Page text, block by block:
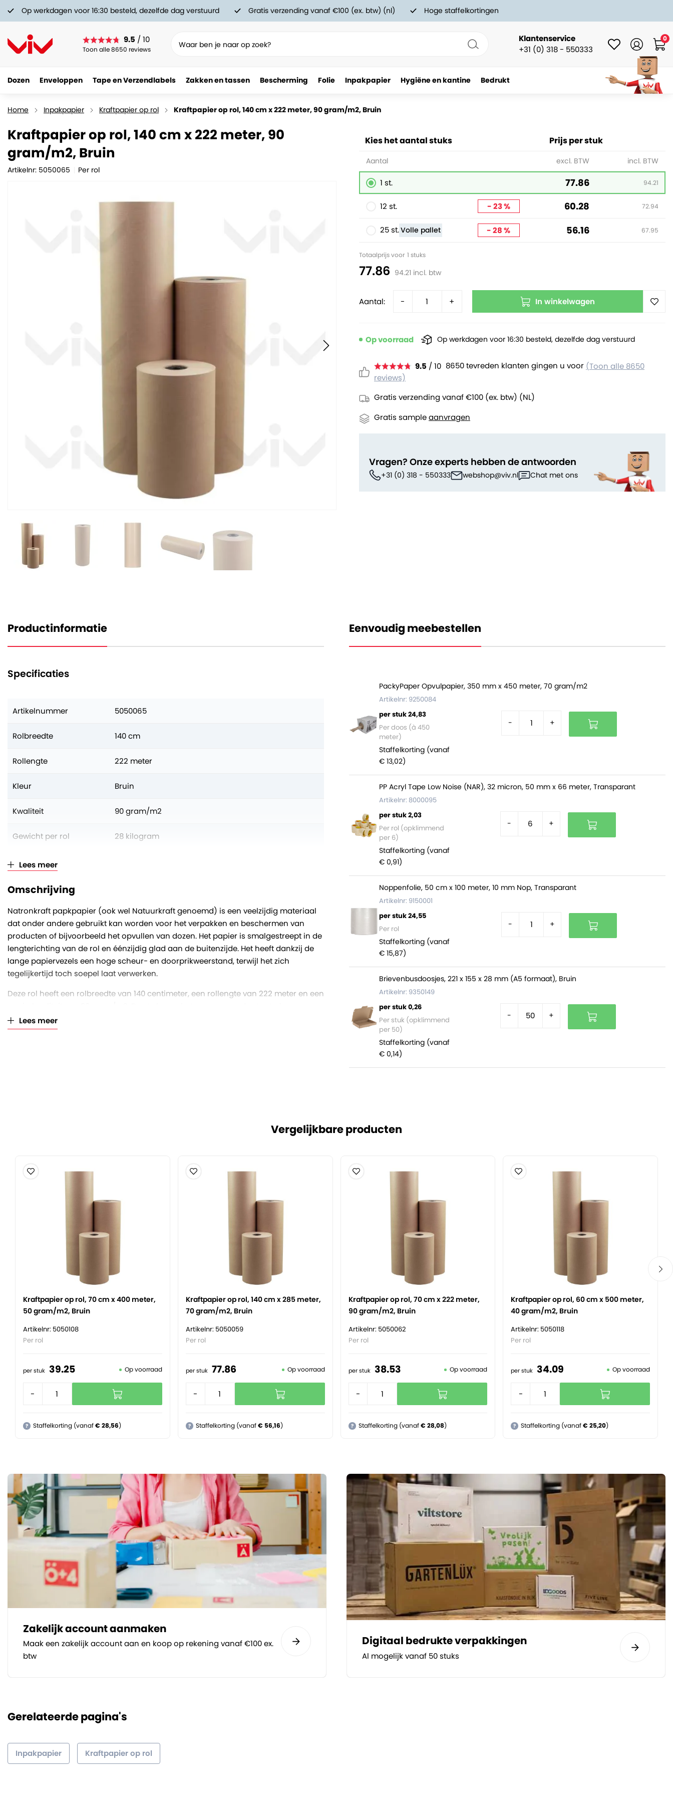
Op werkdagen voor 16:30 besteld, dezelfde dag verstuurd Gratis verzending vanaf €100 (ex. btw) (nl) Hoge staffelkortingen
Klantenservice
+31 (0) 318 - 550333
9.5 / 10
Toon alle 8650 reviews
0
Dozen Enveloppen Tape en Verzendlabels Zakken en tassen Bescherming Folie Inpakpapier Hygiëne en kantine Bedrukt
Home Inpakpapier Kraftpapier op rol Kraftpapier op rol, 140 cm x 222 meter, 90 gram/m2, Bruin
Kraftpapier op rol, 140 cm x 222 meter, 90
gram/m2, Bruin
Artikelnr: 5050065 Per rol
Aantal: - +
Totaalprijs voor 1 stuks
77.86 94.21 incl. btw
In winkelwagen
9.5 / 10 8650 tevreden klanten gingen u voor (Toon alle 8650
reviews)
Gratis verzending vanaf €100 (ex. btw) (NL)
Gratis sampleaanvragen
Kies het aantal stuks Prijs per stuk
Aantal excl. BTW incl. BTW
1 st. 77.86 94.21
12 st. - 23 % 60.28 72.94
25 st.Volle pallet - 28 % 56.16 67.95
Op voorraad Op werkdagen voor 16:30 besteld, dezelfde dag verstuurd
Vragen? Onze experts hebben de antwoorden
+31 (0) 318 - 550333 webshop@viv.nl Chat met ons
Productinformatie
Specificaties
Artikelnummer 5050065
Rolbreedte 140 cm
Rollengte 222 meter
Kleur Bruin
Kwaliteit 90 gram/m2
Gewicht per rol 28 kilogram
Aantal op volle pallet
Verkoopeenheid
Lees meer
Omschrijving
Natronkraft papkpapier (ook wel Natuurkraft genoemd) is een veelzijdig materiaal
dat onder andere gebruikt kan worden voor het verpakken en beschermen van
producten of bijvoorbeeld het opvullen van dozen. Het papier is smalgestreept in de
lengterichting van de rol en éénzijdig glad aan de buitenzijde. Het heeft dankzij de
lange papiervezels een hoge scheur- en doorprikweerstand, terwijl het zich
tegelijkertijd toch soepel laat verwerken.
Deze rol heeft een rolbreedte van 140 centimeter, een rollengte van 222 meter en een
dikker is het papier. Het asgat van de koker heeft een diameter van 57 millimeter. Wij
leveren de rollen inclusief klosjes aan beide uiteinden.
Bestaat uit natuurlijke materialen en is volledig recyclebaar en FSC
Lees meer
Eenvoudig meebestellen
PackyPaper Opvulpapier, 350 mm x 450 meter, 70 gram/m2
Artikelnr: 9250084
per stuk 24,83
Per doos (à 450
meter)
Staffelkorting (vanaf
€ 13,02)
- +
PP Acryl Tape Low Noise (NAR), 32 micron, 50 mm x 66 meter, Transparant
Artikelnr: 8000095
per stuk 2,03
Per rol (opklimmend
per 6)
Staffelkorting (vanaf
€ 0,91)
- +
Noppenfolie, 50 cm x 100 meter, 10 mm Nop, Transparant
Artikelnr: 9150001
per stuk 24,55
Per rol
Staffelkorting (vanaf
€ 15,87)
- +
Brievenbusdoosjes, 221 x 155 x 28 mm (A5 formaat), Bruin
Artikelnr: 9350149
per stuk 0,26
Per stuk (opklimmend
per 50)
Staffelkorting (vanaf
€ 0,14)
- +
Vergelijkbare producten
Kraftpapier op rol, 70 cm x 400 meter,
50 gram/m2, Bruin
Artikelnr: 5050108
Per rol
per stuk 39.25 Op voorraad
-
? Staffelkorting (vanaf€ 28,56)
Kraftpapier op rol, 140 cm x 285 meter,
70 gram/m2, Bruin
Artikelnr: 5050059
Per rol
per stuk 77.86 Op voorraad
-
? Staffelkorting (vanaf€ 56,16)
Kraftpapier op rol, 70 cm x 222 meter,
90 gram/m2, Bruin
Artikelnr: 5050062
Per rol
per stuk 38.53 Op voorraad
-
? Staffelkorting (vanaf€ 28,08)
Kraftpapier op rol, 60 cm x 500 meter,
40 gram/m2, Bruin
Artikelnr: 5050118
Per rol
per stuk 34.09 Op voorraad
-
? Staffelkorting (vanaf€ 25,20)
Zakelijk account aanmaken
Maak een zakelijk account aan en koop op rekening vanaf €100 ex.
btw
Digitaal bedrukte verpakkingen
Al mogelijk vanaf 50 stuks
Gerelateerde pagina's
Inpakpapier Kraftpapier op rol